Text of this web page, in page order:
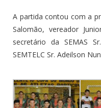
A partida contou com a
Salomão, vereador
secretário da SEMAS
SEMTELC Sr. Adeilson